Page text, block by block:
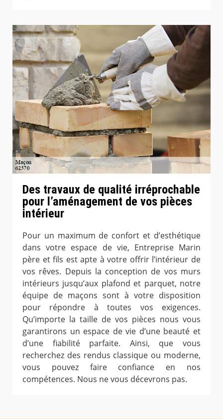
Des travaux de qualité irréprochable
pour l’aménagement de vos pièces
intérieur
Pour un maximum de confort et d’esthétique
dans votre espace de vie, Entreprise Marin
père et fils est apte à votre offrir l’intérieur de
vos rêves. Depuis la conception de vos murs
intérieurs jusqu’aux plafond et parquet, notre
équipe de maçons sont à votre disposition
pour répondre à toutes vos exigences.
Qu’importe la taille de vos pièces nous vous
garantirons un espace de vie d’une beauté et
d’une fiabilité parfaite. Ainsi, que vous
recherchez des rendus classique ou moderne,
vous pouvez faire confiance en nos
compétences. Nous ne vous décevrons pas.